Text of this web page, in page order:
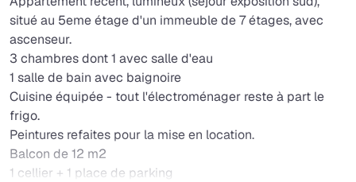
situé au 5eme étage d'un immeuble de 7 étages, avec
ascenseur.
3 chambres dont 1 avec salle d'eau
1 salle de bain avec baignoire
Cuisine équipée - tout l'électroménager reste à part le
frigo.
Peintures refaites pour la mise en location.
Balcon de 12 m2
1 cellier + 1 place de parking